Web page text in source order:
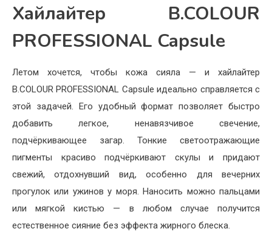
Хайлайтер B.COLOUR
PROFESSIONAL Capsule
Летом хочется, чтобы кожа сияла — и хайлайтер
B.COLOUR PROFESSIONAL Capsule идеально справляется с
этой задачей. Его удобный формат позволяет быстро
добавить легкое, ненавязчивое свечение,
подчёркивающее загар. Тонкие светоотражающие
пигменты красиво подчёркивают скулы и придают
свежий, отдохнувший вид, особенно для вечерних
прогулок или ужинов у моря. Наносить можно пальцами
или мягкой кистью — в любом случае получится
естественное сияние без эффекта жирного блеска.